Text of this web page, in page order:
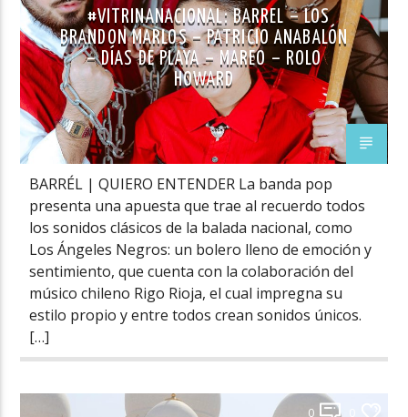
#VITRINANACIONAL: BARREL – LOS
BRANDON MARLOS – PATRICIO ANABALÓN
– DÍAS DE PLAYA – MAREO – ROLO
HOWARD
BARRÉL | QUIERO ENTENDER La banda pop
presenta una apuesta que trae al recuerdo todos
los sonidos clásicos de la balada nacional, como
Los Ángeles Negros: un bolero lleno de emoción y
sentimiento, que cuenta con la colaboración del
músico chileno Rigo Rioja, el cual impregna su
estilo propio y entre todos crean sonidos únicos.
[…]
0